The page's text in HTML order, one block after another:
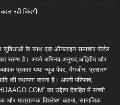
रही जिंदगी
सुविधाओं के साथ एक ऑनलाइन समाचार पोर्टल
स्तम्भ है। अपने अभिनव,अनुभव,अद्वितीय और
प्रकार यथा न्यूज़ पेपर, मैगजीन, प्रसारण
की स्थापना करना है। अपनी परिपक्व,
का उद्देश्य देशहित में सच्ची
मात्रात्मक विश्लेषण बताना, सामाजिक